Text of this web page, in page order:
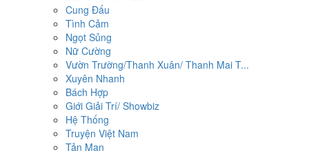
Cung Đấu
Tình Cảm
Ngọt Sủng
Nữ Cường
Vườn Trường/Thanh Xuân/ Thanh Mai T...
Xuyên Nhanh
Bách Hợp
Giới Giải Trí/ Showbiz
Hệ Thống
Truyện Việt Nam
Tản Mạn